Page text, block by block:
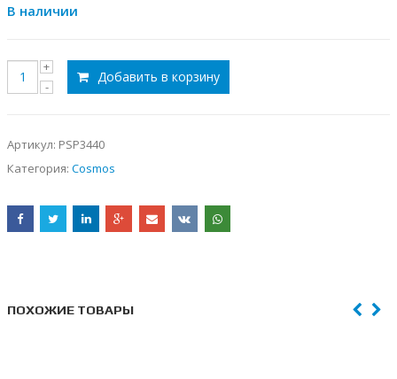
В наличии
Добавить в корзину
Артикул: PSP3440
Категория: Cosmos
ПОХОЖИЕ ТОВАРЫ